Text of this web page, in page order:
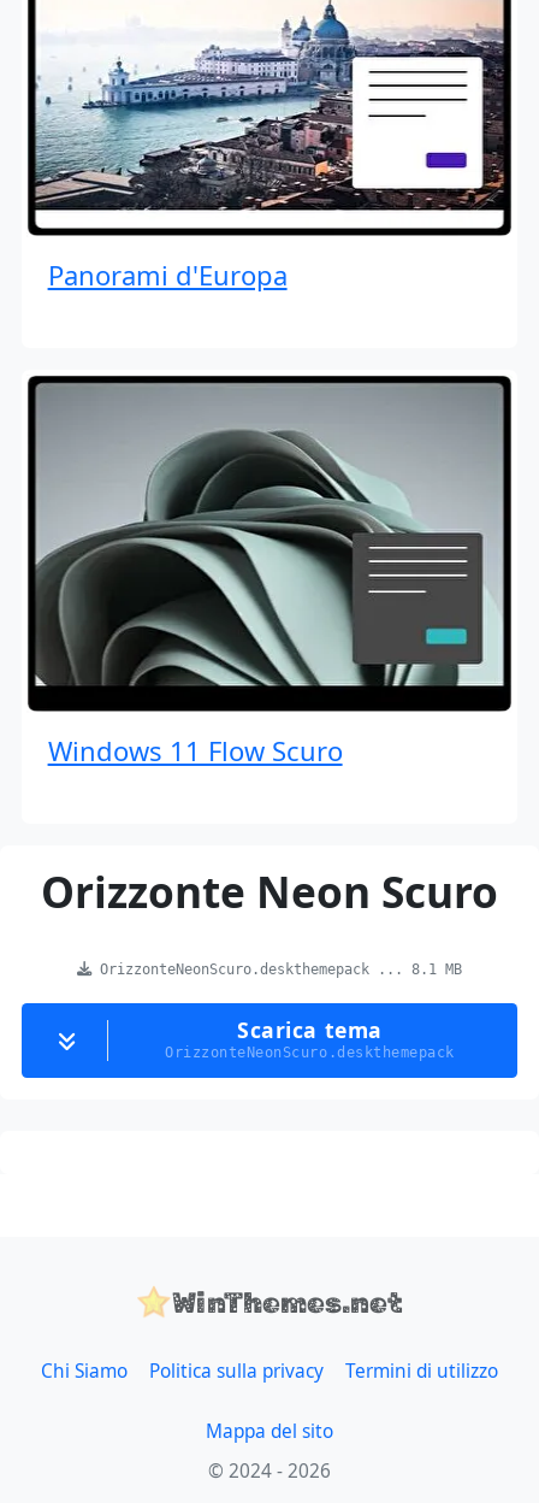
Panorami d'Europa
Windows 11 Flow Scuro
Orizzonte Neon Scuro
OrizzonteNeonScuro.deskthemepack ... 8.1 MB
Scarica tema
OrizzonteNeonScuro.deskthemepack
WinThemes.net
Chi Siamo Politica sulla privacy Termini di utilizzo
Mappa del sito
© 2024 - 2026